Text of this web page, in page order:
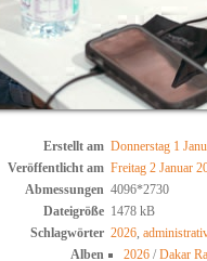
Erstellt am Donnerstag 1
Veröffentlicht am Freitag 2 Januar
Abmessungen 4096*2730
Dateigröße 1478 kB
Schlagwörter 2026,
Alben
2026/Dakar